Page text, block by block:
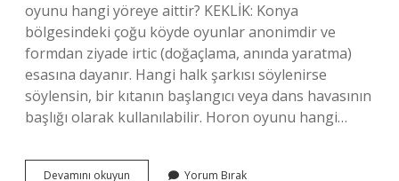
oyunu hangi yöreye aittir? KEKLİK: Konya
bölgesindeki çoğu köyde oyunlar anonimdir ve
formdan ziyade irtic (doğaçlama, anında yaratma)
esasına dayanır. Hangi halk şarkısı söylenirse
söylensin, bir kıtanın başlangıcı veya dans havasının
başlığı olarak kullanılabilir. Horon oyunu hangi…
Devamını okuyun Yorum Bırak